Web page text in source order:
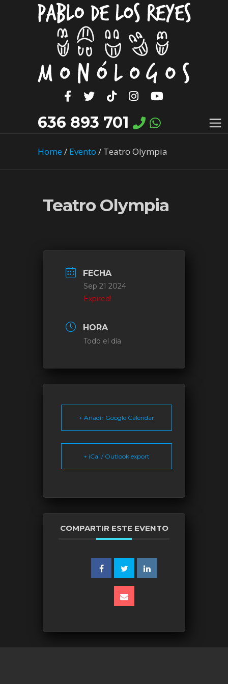
636 893 701
Home/ Evento / Teatro Olympia
Teatro Olympia
FECHA
Sep 21 2024
Expired!
HORA
Todo el día
+ Añadir Google Calendar
+ iCal / Outlook export
COMPARTIR ESTE EVENTO